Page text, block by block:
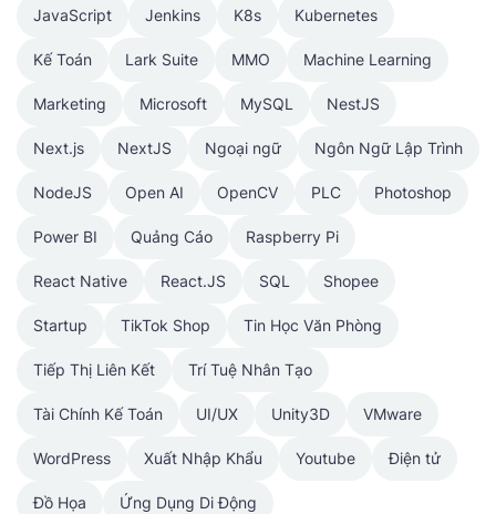
JavaScript Jenkins K8s Kubernetes
Kế Toán Lark Suite MMO Machine Learning
Marketing Microsoft MySQL NestJS
Next.js NextJS Ngoại ngữ Ngôn Ngữ Lập Trình
NodeJS Open AI OpenCV PLC Photoshop
Power BI Quảng Cáo Raspberry Pi
React Native React.JS SQL Shopee
Startup TikTok Shop Tin Học Văn Phòng
Tiếp Thị Liên Kết Trí Tuệ Nhân Tạo
Tài Chính Kế Toán UI/UX Unity3D VMware
WordPress Xuất Nhập Khẩu Youtube Điện tử
Đồ Họa Ứng Dụng Di Động